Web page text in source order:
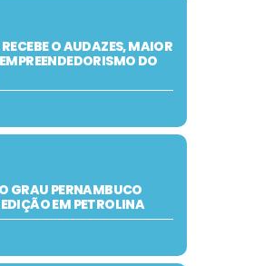
O AUDAZES, MAIOR
DO
GRAU PERNAMBUCO
EM PETROLINA